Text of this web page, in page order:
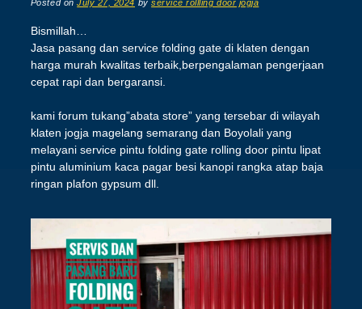
Posted onJuly 27, 2024 byservice rollling door jogja
Bismillah…
Jasa pasang dan service folding gate di klaten dengan
harga murah kwalitas terbaik,berpengalaman pengerjaan
cepat rapi dan bergaransi.
kami forum tukang”abata store” yang tersebar di wilayah
klaten jogja magelang semarang dan Boyolali yang
melayani service pintu folding gate rolling door pintu lipat
pintu aluminium kaca pagar besi kanopi rangka atap baja
ringan plafon gypsum dll.